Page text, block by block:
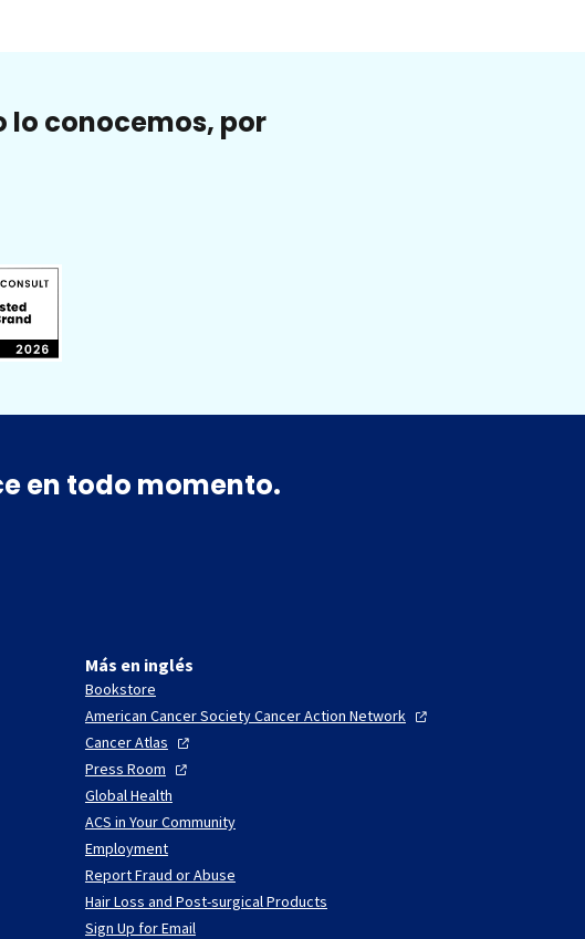
lo conocemos, por
en todo momento.
Más en inglés
Bookstore
American Cancer Society Cancer Action Network
CancerAtlas
Press Room
Global Health
ACS in Your Community
Employment
Report Fraud or Abuse
Hair Loss and Post-surgical Products
Sign Up for Email